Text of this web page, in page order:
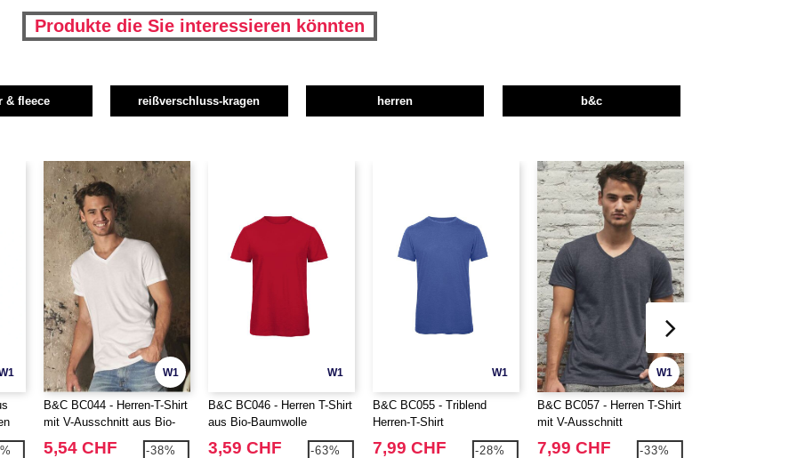
Produkte die Sie interessieren könnten
& fleece reißverschluss-kragen herren b&c
W1
B&C BC044 - Herren-T-Shirt
mit V-Ausschnitt aus Bio-
Baumwolle
5,54 CHF -38%
W1
B&C BC046 - Herren T-Shirt
aus Bio-Baumwolle
3,59 CHF -63%
W1
B&C BC055 - Triblend
Herren-T-Shirt
7,99 CHF -28%
W1
B&C BC057 - Herren T-Shirt
mit V-Ausschnitt
7,99 CHF -33%